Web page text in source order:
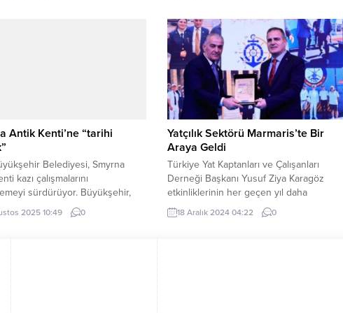
Başkanı Oktay Yılmaz, sil baştan
yenilenerek bölge sakinlerinin hizmetine
sundukları Gökdere Kapalı Pazar
Alanı’nda faaliyet gösteren esnaf...
Antik Kenti’ne “tarihi
Belediyesi, Smyrna
kazı çalışmalarını
sürdürüyor. Büyükşehir,
yılları arasında kent tarihi
büyük önem taşıyan kazıya
– İzmir’in merkezinde yer
Antik Kenti, 2007’den bu
kazılarda gün yüzüne
eserlerle kentin tarihine ışık
2025 10:49 0
Yatçılık Sektörü Marmaris’te Bir
Araya Geldi
Türkiye Yat Kaptanları ve Çalışanları
Derneği Başkanı Yusuf Ziya Karagöz
etkinliklerinin her geçen yıl daha
büyüdüğünü yat kaptanları ve yat
çalışanlarının yanında dünyanın çeşitli
18 Aralık 2024 04:22 0